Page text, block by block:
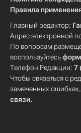
Правила
Главный редактор:
Адрес электронной
По вопросам
воспользуйтесь
Телефон Редакции: 7
Чтобы связаться с
замеченных ошибках,
связи.